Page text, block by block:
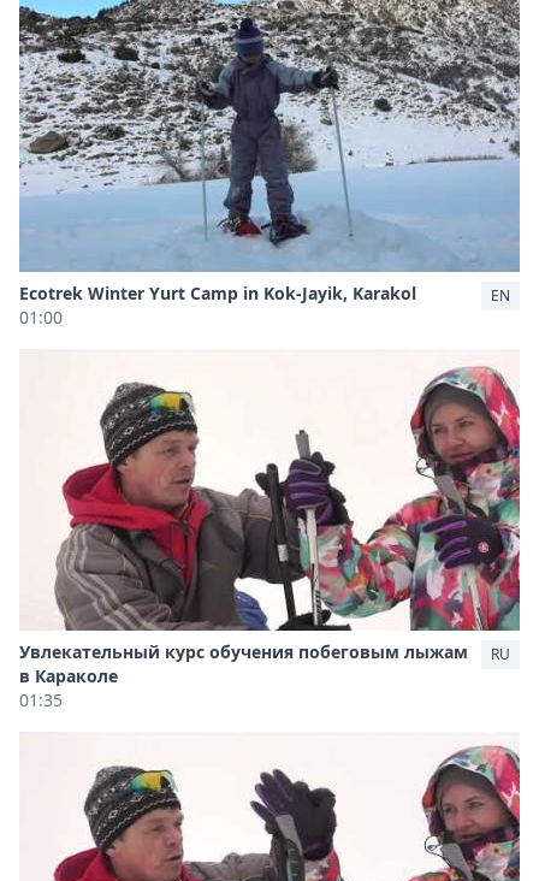
Ecotrek Winter Yurt Camp in Kok-Jayik, Karakol
01:00
EN
Увлекательный курс обучения побеговым лыжам
в Караколе
01:35
RU